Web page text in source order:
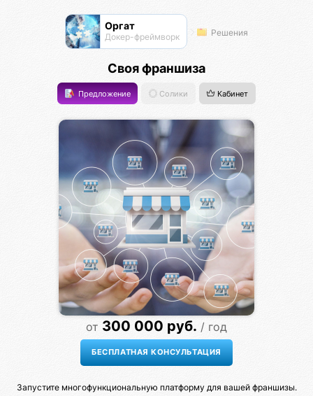
Оргат
Докер-фреймворк Решения
Своя франшиза
Предложение Солики Кабинет
от 300 000 руб. / год
Запустите многофункциональную платформу для вашей франшизы.